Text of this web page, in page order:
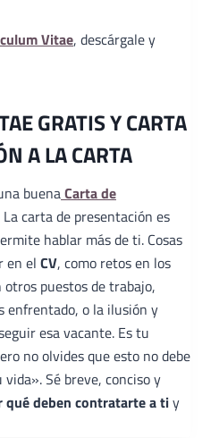
Vitae, descárgale y
GRATIS Y CARTA
A LA CARTA
buenaCarta de
La carta de presentación es
hablar más de ti. Cosas
en el CV, como retos en los
puestos de trabajo,
enfrentado, o la ilusión y
esa vacante. Es tu
no olvides que esto no debe
Sé breve, conciso y
qué deben contratarte a tiy